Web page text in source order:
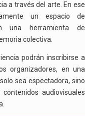
a través del arte. En ese
un espacio de
una herramienta de
colectiva.
podrán inscribirse a
organizadores, en una
sea espectadora, sino
audiovisuales